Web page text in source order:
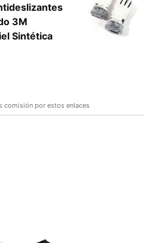
3M
Sintética
comisión por estos enlaces